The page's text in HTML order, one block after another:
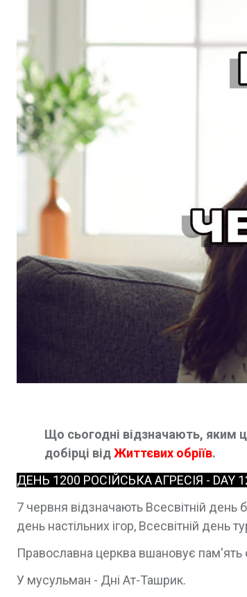
Що сьогодні відзначають, яким
добірці відЖиттєвих обріїв.
ДЕНЬ 1200 РОСІЙСЬКА АГРЕСІЯ - DAY
7 червня відзначають Всесвітній
день настільних ігор, Всесвітній день
Православна церква вшановує
У мусульман - Дні Ат-Ташрик.